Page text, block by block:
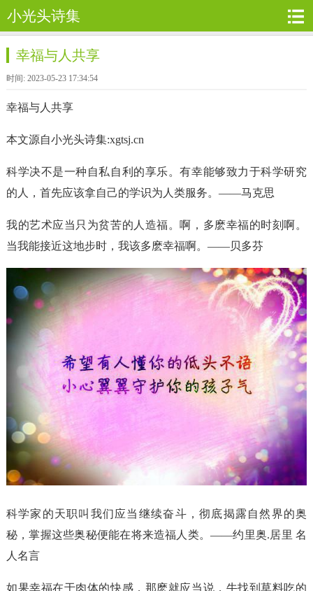
小光头诗集
幸福与人共享
时间: 2023-05-23 17:34:54
幸福与人共享
本文源自小光头诗集:xgtsj.cn
科学决不是一种自私自利的享乐。有幸能够致力于科学研究
的人，首先应该拿自己的学识为人类服务。——马克思
我的艺术应当只为贫苦的人造福。啊，多麽幸福的时刻啊。
当我能接近这地步时，我该多麽幸福啊。——贝多芬
科学家的天职叫我们应当继续奋斗，彻底揭露自然界的奥
秘，掌握这些奥秘便能在将来造福人类。——约里奥.居里 名
人名言
如果幸福在于肉体的快感，那麽就应当说，牛找到草料吃的